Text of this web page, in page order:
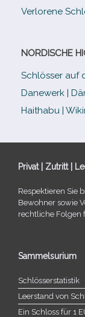
Verlorene
NORDISCHE
Schlösser auf
Danewerk |
Haithabu |
Privat | Zutritt |
Respektieren Sie
Bewohner sowie
recht­li­che Folgen
Sammelsurium
Schlösserstatistik
Leerstand von
Ein Schloss für 1